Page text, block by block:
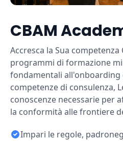
CBAM
Accresca la Sua competenza
programmi di formazione
fondamentali
competenze di consulenza,
conoscenze necessarie per
la conformità alle frontiere
Impari le regole,